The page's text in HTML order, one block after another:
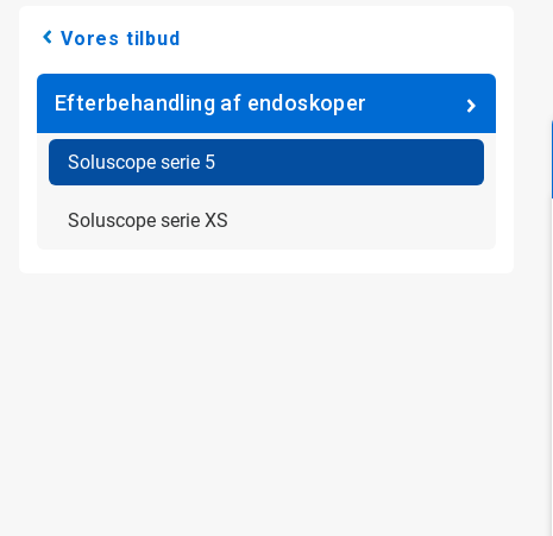
Vores tilbud
Efterbehandling af endoskoper
Soluscope serie 5
Soluscope serie XS